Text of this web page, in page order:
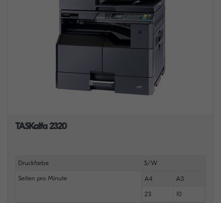
TASKalfa 2320
Druckfarbe S/W
Seiten pro Minute A4 A3
23 10